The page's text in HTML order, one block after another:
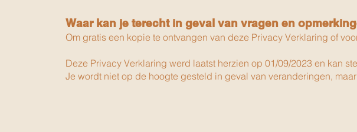
Waar kan je terecht in geval van vragen en
Om gratis een kopie te ontvangen van deze Privacy Verklaring of
Deze Privacy Verklaring werd laatst herzien op 01/09/2023 en kan s
Je wordt niet op de hoogte gesteld in geval van veranderingen,